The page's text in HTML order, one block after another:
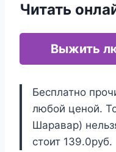
Читать
Выжить
Бесплатно
любой ценой.
Шаравар)
стоит 139.0руб.